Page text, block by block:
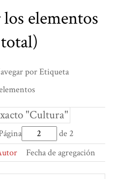
elementos
por Etiqueta
"Cultura"
de 2
Fecha de agregación